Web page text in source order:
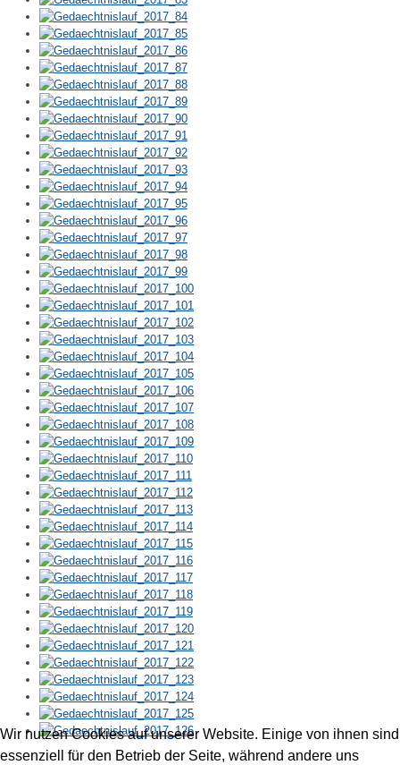
Wir nutzen Cookies auf unserer Website. Einige von ihnen sind
essenziell für den Betrieb der Seite, während andere uns